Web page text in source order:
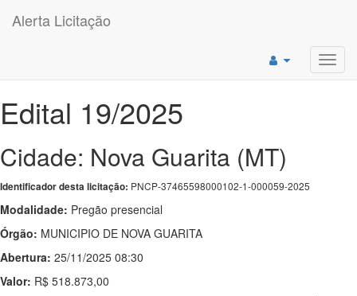
Alerta Licitação
Edital 19/2025
Cidade: Nova Guarita (MT)
Identificador desta licitação: PNCP-37465598000102-1-000059-2025
Modalidade: Pregão presencial
Órgão: MUNICIPIO DE NOVA GUARITA
Abertura: 25/11/2025 08:30
Valor: R$ 518.873,00